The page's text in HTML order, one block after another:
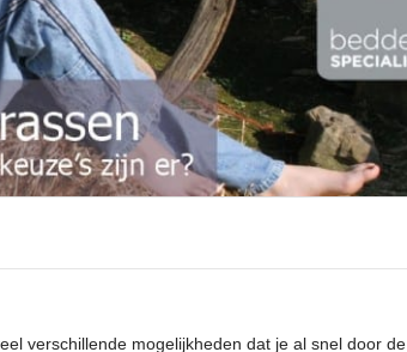
verschillende mogelijkheden dat je al snel door de